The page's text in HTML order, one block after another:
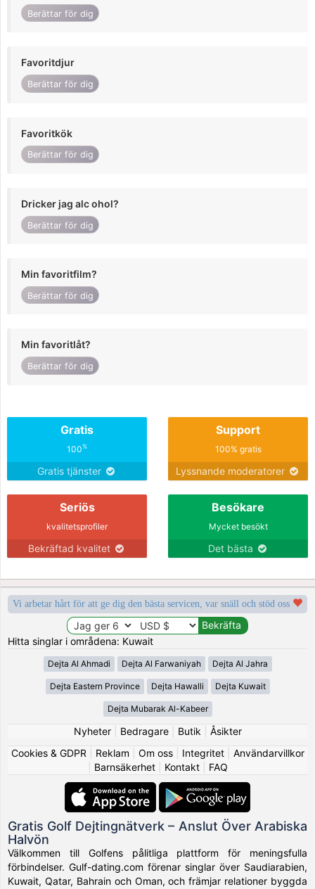
Berättar för dig
Favoritdjur
Berättar för dig
Favoritkök
Berättar för dig
Dricker jag alc ohol?
Berättar för dig
Min favoritfilm?
Berättar för dig
Min favoritlåt?
Berättar för dig
Gratis
100%
Gratis tjänster
Support
100% gratis
Lyssnande moderatorer
Seriös
kvalitetsprofiler
Bekräftad kvalitet
Besökare
Mycket besökt
Det bästa
Vi arbetar hårt för att ge dig den bästa servicen, var snäll och stöd oss
Hitta singlar i områdena: Kuwait
Dejta Al Ahmadi Dejta Al Farwaniyah Dejta Al Jahra
Dejta Eastern Province Dejta Hawalli Dejta Kuwait
Dejta Mubarak Al-Kabeer
Nyheter| Bedragare| Butik
Åsikter
Cookies & GDPR
Reklam Om oss| Integritet| Användarvillkor
Barnsäkerhet| Kontakt| FAQ
Gratis Golf Dejtingnätverk – Anslut Över Arabiska
Halvön
Välkommen till Golfens pålitliga plattform för meningsfulla
förbindelser. Gulf-dating.com förenar singlar över Saudiarabien,
Kuwait, Qatar, Bahrain och Oman, och främjar relationer byggda